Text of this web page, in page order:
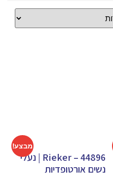
מבצע!
Rieker – 44896 | נעלי
נשים אורטופדיות